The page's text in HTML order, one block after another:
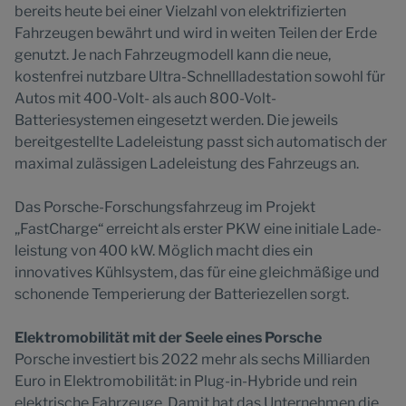
bereits heute bei einer Vielzahl von elektri­fizierten
Fahrzeugen bewährt und wird in weiten Teilen der Erde
genutzt. Je nach Fahrzeugmodell kann die neue,
kostenfrei nutzbare Ultra-Schnellladestation sowohl für
Autos mit 400-Volt- als auch 800-Volt-
Batteriesystemen eingesetzt werden. Die jeweils
bereitgestellte Ladeleistung passt sich auto­matisch der
maximal zulässigen Ladeleistung des Fahrzeugs an.
Das Porsche-Forschungsfahrzeug im Projekt
„FastCharge“ erreicht als erster PKW eine initiale Lade­
leistung von 400 kW. Möglich macht dies ein
innovatives Kühlsystem, das für eine gleichmäßige und
schonende Temperierung der Batteriezellen sorgt.
Elektromobilität mit der Seele eines Porsche
Porsche investiert bis 2022 mehr als sechs Milliarden
Euro in Elektromobilität: in Plug-in-Hybride und rein